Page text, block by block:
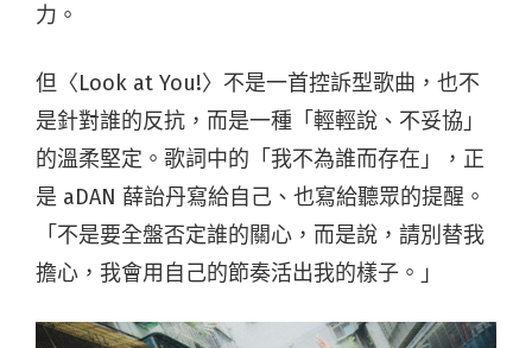
力。
但〈Look at You!〉不是一首控訴型歌曲，也不
是針對誰的反抗，而是一種「輕輕說、不妥協」
的溫柔堅定。歌詞中的「我不為誰而存在」，正
是 aDAN 薛詒丹寫給自己、也寫給聽眾的提醒。
「不是要全盤否定誰的關心，而是說，請別替我
擔心，我會用自己的節奏活出我的樣子。」